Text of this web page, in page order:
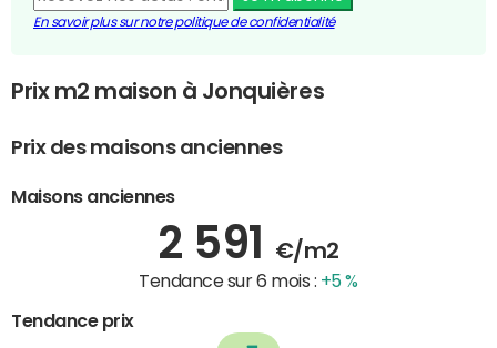
En savoir plus sur notre politique de confidentialité
Prix m2 maison à Jonquières
Prix des maisons anciennes
Maisons anciennes
2 591 €/m2
Tendance sur 6 mois : +5 %
Tendance prix